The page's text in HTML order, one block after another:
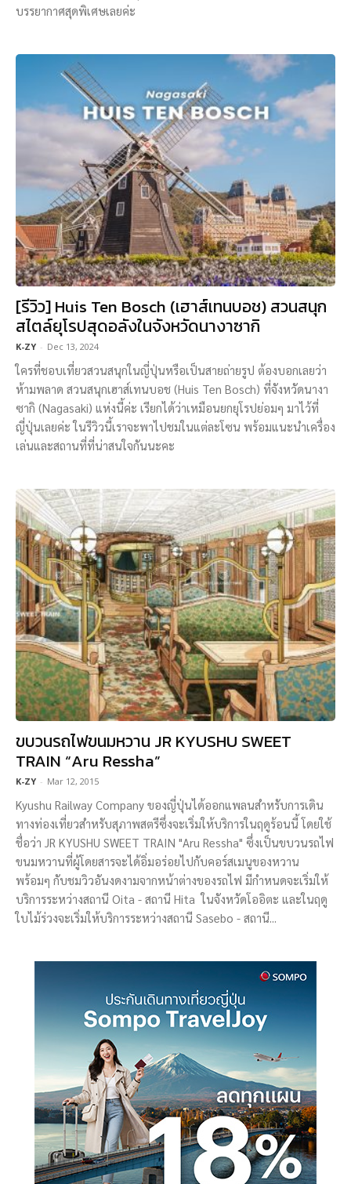
บรรยากาศสุดพิเศษเลยค่ะ
[รีวิว] Huis Ten Bosch (เฮาส์เทนบอช) สวนสนุก
สไตล์ยุโรปสุดอลังในจังหวัดนางาซากิ
K-ZY - Dec 13, 2024
ใครที่ชอบเที่ยวสวนสนุกในญี่ปุ่นหรือเป็นสายถ่ายรูป ต้องบอกเลยว่า
ห้ามพลาด สวนสนุกเฮาส์เทนบอช (Huis Ten Bosch) ที่จังหวัดนางา
ซากิ (Nagasaki) แห่งนี้ค่ะ เรียกได้ว่าเหมือนยกยุโรปย่อมๆ มาไว้ที่
ญี่ปุ่นเลยค่ะ ในรีวิวนี้เราจะพาไปชมในแต่ละโซน พร้อมแนะนำเครื่อง
เล่นและสถานที่ที่น่าสนใจกันนะคะ
ขบวนรถไฟขนมหวาน JR KYUSHU SWEET
TRAIN “Aru Ressha”
K-ZY - Mar 12, 2015
Kyushu Railway Company ของญี่ปุ่นได้ออกแพลนสำหรับการเดิน
ทางท่องเที่ยวสำหรับสุภาพสตรีซึ่งจะเริ่มให้บริการในฤดูร้อนนี้ โดยใช้
ชื่อว่า JR KYUSHU SWEET TRAIN "Aru Ressha" ซึ่งเป็นขบวนรถไฟ
ขนมหวานที่ผู้โดยสารจะได้อิ่มอร่อยไปกับคอร์สเมนูของหวาน
พร้อมๆ กับชมวิวอันงดงามจากหน้าต่างของรถไฟ มีกำหนดจะเริ่มให้
บริการระหว่างสถานี Oita - สถานี Hita ในจังหวัดโออิตะ และในฤดู
ใบไม้ร่วงจะเริ่มให้บริการระหว่างสถานี Sasebo - สถานี...